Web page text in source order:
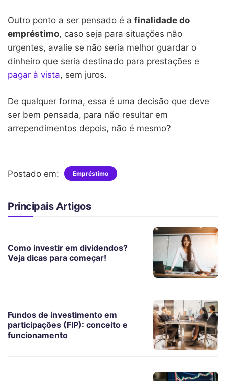
Outro ponto a ser pensado é a finalidade do
empréstimo, caso seja para situações não
urgentes, avalie se não seria melhor guardar o
dinheiro que seria destinado para prestações e
pagar à vista, sem juros.
De qualquer forma, essa é uma decisão que deve
ser bem pensada, para não resultar em
arrependimentos depois, não é mesmo?
Postado em: Empréstimo
Principais Artigos
Como investir em dividendos?
Veja dicas para começar!
Fundos de investimento em
participações (FIP): conceito e
funcionamento